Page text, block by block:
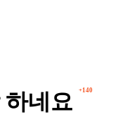
네요 +140